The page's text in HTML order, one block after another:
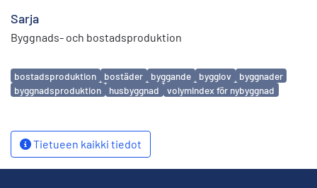
Sarja
Byggnads- och bostadsproduktion
Avainsanat
bostadsproduktion bostäder byggande bygglov
byggnader
byggnadsproduktion
husbyggnad volymindex för nybyggnad
Tietueen kaikki tiedot